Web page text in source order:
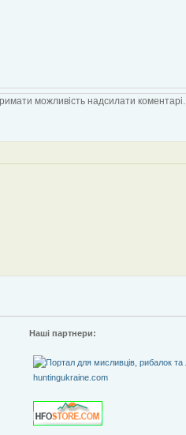
можливість надсилати коментарі.
Наші партнери: